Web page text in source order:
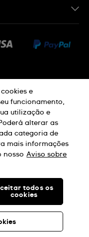
De Cookies
De Uso
RESERVADOS: SWISS
e
funcionamento,
utilização e
alterar as
categoria de
mais informações
nosso Aviso sobre
todos os
cookies